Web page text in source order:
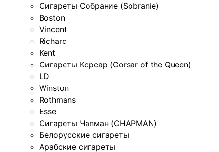
Сигареты Собрание (Sobranie)
Boston
Vincent
Richard
Kent
Сигареты Корсар (Corsar of the Queen)
LD
Winston
Rothmans
Esse
Сигареты Чапман (CHAPMAN)
Белорусские сигареты
Арабские сигареты